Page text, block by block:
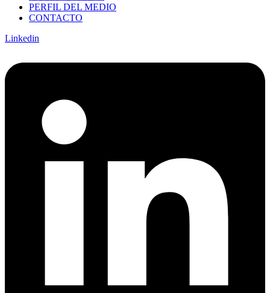
PERFIL DEL MEDIO
CONTACTO
Linkedin